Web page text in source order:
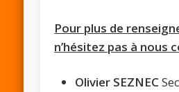
Pour plus de
n’hésitez pas à nous
Olivier SEZNEC